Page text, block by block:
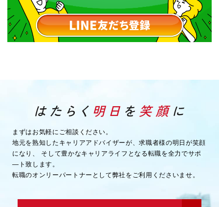
まずはお気軽にご相談ください。
地元を熟知したキャリアアドバイザーが、求職者様の明日が笑顔
になり、
そして豊かなキャリアライフとなる転職を全力でサポ
―ト致します。
転職のオンリーパートナーとして弊社をご利用くださいませ。